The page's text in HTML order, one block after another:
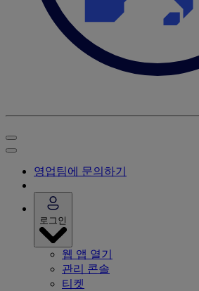
영업팀에 문의하기
로그인
웹 앱 열기
관리 콘솔
티켓